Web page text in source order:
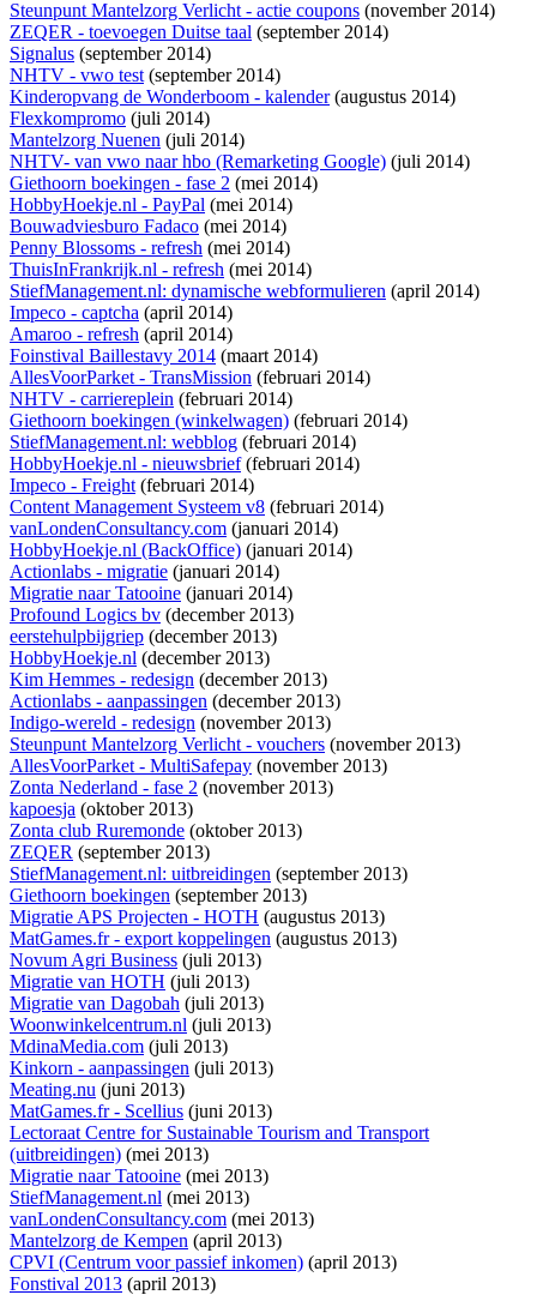
Steunpunt Mantelzorg Verlicht - actie coupons (november 2014)
ZEQER - toevoegen Duitse taal (september 2014)
Signalus (september 2014)
NHTV - vwo test(september 2014)
Kinderopvang de Wonderboom - kalender(augustus 2014)
Flexkompromo (juli 2014)
Mantelzorg Nuenen (juli 2014)
NHTV- van vwo naar hbo (Remarketing Google) (juli 2014)
Giethoorn boekingen - fase 2 (mei 2014)
HobbyHoekje.nl - PayPal (mei 2014)
Bouwadviesburo Fadaco (mei 2014)
Penny Blossoms - refresh (mei 2014)
ThuisInFrankrijk.nl - refresh (mei 2014)
StiefManagement.nl: dynamische webformulieren (april 2014)
Impeco - captcha (april 2014)
Amaroo - refresh (april 2014)
Foinstival Baillestavy 2014 (maart 2014)
AllesVoorParket - TransMission (februari 2014)
NHTV - carriereplein (februari 2014)
Giethoorn boekingen (winkelwagen) (februari 2014)
StiefManagement.nl: webblog (februari 2014)
HobbyHoekje.nl - nieuwsbrief(februari 2014)
Impeco - Freight(februari 2014)
Content Management Systeem v8 (februari 2014)
vanLondenConsultancy.com (januari 2014)
HobbyHoekje.nl (BackOffice) (januari 2014)
Actionlabs - migratie (januari 2014)
Migratie naar Tatooine (januari 2014)
Profound Logics bv (december 2013)
eerstehulpbijgriep (december 2013)
HobbyHoekje.nl (december 2013)
Kim Hemmes - redesign (december 2013)
Actionlabs - aanpassingen (december 2013)
Indigo-wereld - redesign (november 2013)
Steunpunt Mantelzorg Verlicht - vouchers (november 2013)
AllesVoorParket - MultiSafepay (november 2013)
Zonta Nederland - fase 2 (november 2013)
kapoesja (oktober 2013)
Zonta club Ruremonde (oktober 2013)
ZEQER (september 2013)
StiefManagement.nl: uitbreidingen (september 2013)
Giethoorn boekingen (september 2013)
Migratie APS Projecten - HOTH (augustus 2013)
MatGames.fr - export koppelingen (augustus 2013)
Novum Agri Business (juli 2013)
Migratie van HOTH (juli 2013)
Migratie van Dagobah (juli 2013)
Woonwinkelcentrum.nl (juli 2013)
MdinaMedia.com (juli 2013)
Kinkorn - aanpassingen (juli 2013)
Meating.nu (juni 2013)
MatGames.fr - Scellius (juni 2013)
Lectoraat Centre for Sustainable Tourism and Transport
(uitbreidingen) (mei 2013)
Migratie naar Tatooine (mei 2013)
StiefManagement.nl (mei 2013)
vanLondenConsultancy.com (mei 2013)
Mantelzorg de Kempen (april 2013)
CPVI (Centrum voor passief inkomen) (april 2013)
Fonstival 2013 (april 2013)